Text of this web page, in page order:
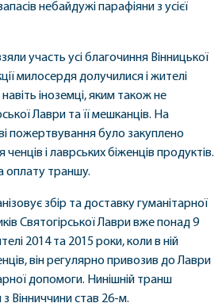
небайдужі парафіяни з усієї
участь усі благочиння Вінницької
милосердя долучилися і жителі
навіть іноземці, яким також не
Лаври та її мешканців. На
пожертвування було закуплено
і лаврських біженців продуктів.
оплату траншу.
збір та доставку гуманітарної
Святогірської Лаври вже понад 9
2014 та 2015 роки, коли в ній
він регулярно привозив до Лаври
допомоги. Нинішній транш
Вінниччини став 26-м.